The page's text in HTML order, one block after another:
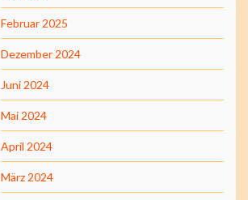
Februar 2025
Dezember 2024
Juni 2024
Mai 2024
April 2024
März 2024